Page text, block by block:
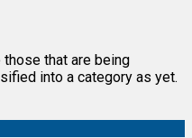
that are being
into a category as yet.